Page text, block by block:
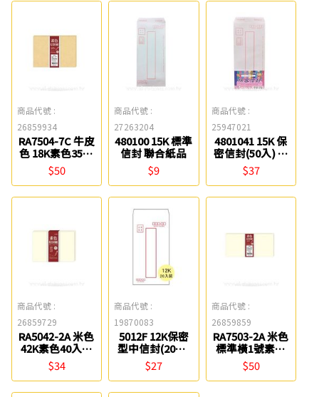
商品代號 :
26859934
RA7504-7C 牛皮
色 18K素色35入
信封組 四季紙品
$50
商品代號 :
27263204
480100 15K 標準
信封 聯合紙品
$9
商品代號 :
25947021
4801041 15K 保
密信封(50入) 聯
合紙品
$37
商品代號 :
26859729
RA5042-2A 米色
42K素色40入信
封組 四季紙品
$34
商品代號 :
19870083
5012F 12K保密
型中信封(20入)
博崴
$27
商品代號 :
26859859
RA7503-2A 米色
標準橫1號素色
40入信封組 四季
紙品
$50